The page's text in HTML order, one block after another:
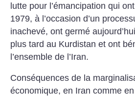
lutte pour l’émancipation qui
1979, à l’occasion d’un
inachevé, ont germé
plus tard au Kurdistan et ont
l’ensemble de l’Iran.
Conséquences de la
économique, en Iran comme